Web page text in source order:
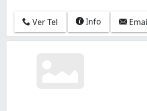
Ver Tel Info